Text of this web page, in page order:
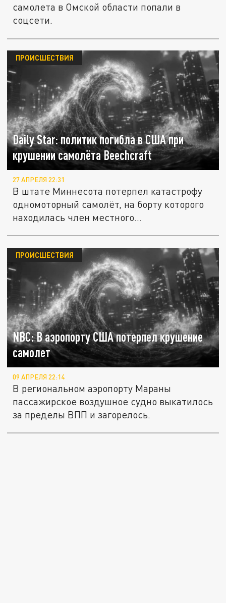
самолета в Омской области попали в
соцсети.
Daily Star: политик погибла в США при
крушении самолёта Beechcraft
ПРОИСШЕСТВИЯ
27 АПРЕЛЯ 22:31
В штате Миннесота потерпел катастрофу
одномоторный самолёт, на борту которого
находилась член местного...
NBC: В аэропорту США потерпел крушение
самолет
ПРОИСШЕСТВИЯ
09 АПРЕЛЯ 22:14
В региональном аэропорту Мараны
пассажирское воздушное судно выкатилось
за пределы ВПП и загорелось.